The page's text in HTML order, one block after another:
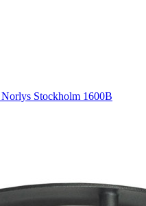
Stockholm 1600B